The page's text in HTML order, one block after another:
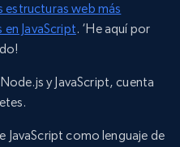
estructuras web más
JavaScript. ‘He aquí por
y JavaScript, cuenta
JavaScript como lenguaje de